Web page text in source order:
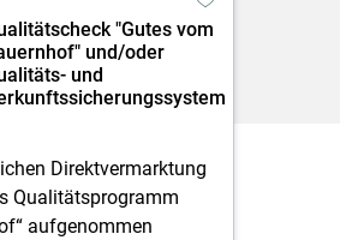
"Gutes vom
und/oder
und
Direktvermarktung
Qualitätsprogramm
aufgenommen